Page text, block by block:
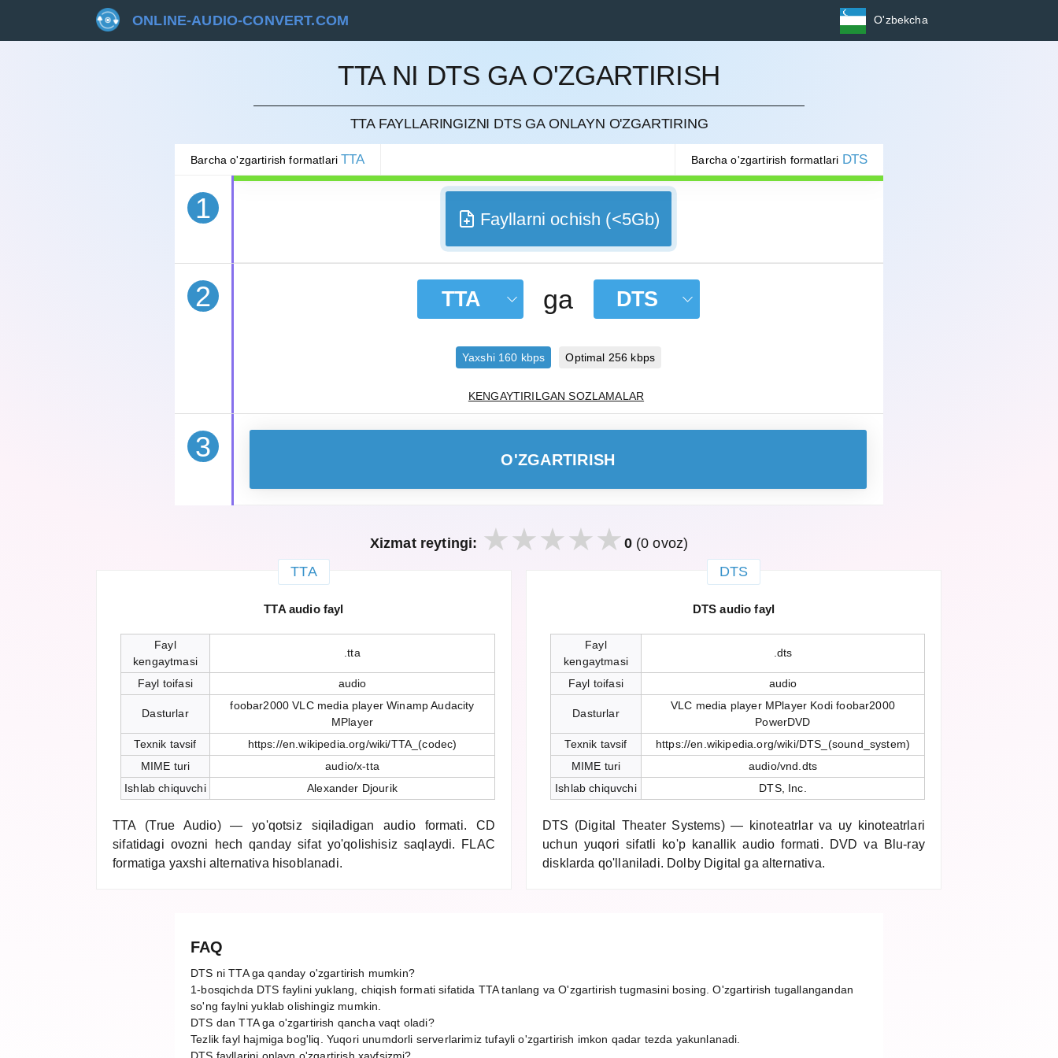
ONLINE-AUDIO-CONVERT.COM O'zbekcha
TTA NI DTS GA O'ZGARTIRISH
TTA FAYLLARINGIZNI DTS GA ONLAYN O'ZGARTIRING
Barcha o'zgartirish formatlariTTA Barcha o'zgartirish formatlari DTS
1
BEKOR QILISH
Fayllarni ochish (<5Gb)
2 TTA ga DTS
Yaxshi 160 kbps Optimal 256 kbps
KENGAYTIRILGAN SOZLAMALAR
3 O'ZGARTIRISH
Xizmat reytingi: 0(0 ovoz)
TTA
TTA audio fayl
Fayl
kengaytmasi
.tta
Fayl toifasi audio
Dasturlar
foobar2000 VLC media player Winamp Audacity
MPlayer
Texnik tavsif
https://en.wikipedia.org/wiki/TTA_(codec)
MIME turi
audio/x-tta
Ishlab chiquvchi
Alexander Djourik
TTA (True Audio) — yo'qotsiz siqiladigan audio formati. CD
sifatidagi ovozni hech qanday sifat yo'qolishisiz saqlaydi. FLAC
formatiga yaxshi alternativa hisoblanadi.
DTS
DTS audio fayl
Fayl
kengaytmasi
.dts
Fayl toifasi audio
Dasturlar
VLC media player MPlayer Kodi foobar2000
PowerDVD
Texnik tavsif
https://en.wikipedia.org/wiki/DTS_(sound_system)
MIME turi
audio/vnd.dts
Ishlab chiquvchi
DTS, Inc.
DTS (Digital Theater Systems) — kinoteatrlar va uy kinoteatrlari
uchun yuqori sifatli ko'p kanallik audio formati. DVD va Blu-ray
disklarda qo'llaniladi. Dolby Digital ga alternativa.
FAQ
DTS ni TTA ga qanday o'zgartirish mumkin?
1-bosqichda DTS faylini yuklang, chiqish formati sifatida TTA tanlang va O'zgartirish tugmasini bosing. O'zgartirish tugallangandan
so'ng faylni yuklab olishingiz mumkin.
DTS dan TTA ga o'zgartirish qancha vaqt oladi?
Tezlik fayl hajmiga bog'liq. Yuqori unumdorli serverlarimiz tufayli o'zgartirish imkon qadar tezda yakunlanadi.